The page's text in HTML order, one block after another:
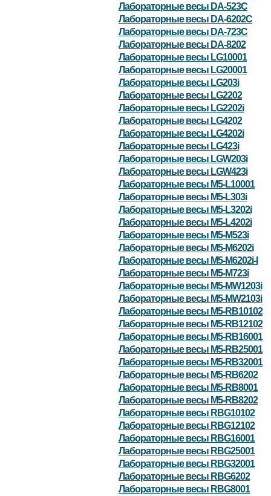
Лабораторные весы DA-523C
Лабораторные весы DA-6202C
Лабораторные весы DA-723C
Лабораторные весы DA-8202
Лабораторные весы LG10001
Лабораторные весы LG20001
Лабораторные весы LG203i
Лабораторные весы LG2202
Лабораторные весы LG2202i
Лабораторные весы LG4202
Лабораторные весы LG4202i
Лабораторные весы LG423i
Лабораторные весы LGW203i
Лабораторные весы LGW423i
Лабораторные весы M5-L10001
Лабораторные весы M5-L303i
Лабораторные весы M5-L3202i
Лабораторные весы M5-L4202i
Лабораторные весы M5-M523i
Лабораторные весы M5-M6202i
Лабораторные весы M5-M6202i-I
Лабораторные весы M5-M723i
Лабораторные весы M5-MW1203i
Лабораторные весы M5-MW2103i
Лабораторные весы M5-RB10102
Лабораторные весы M5-RB12102
Лабораторные весы M5-RB16001
Лабораторные весы M5-RB25001
Лабораторные весы M5-RB32001
Лабораторные весы M5-RB6202
Лабораторные весы M5-RB8001
Лабораторные весы M5-RB8202
Лабораторные весы RBG10102
Лабораторные весы RBG12102
Лабораторные весы RBG16001
Лабораторные весы RBG25001
Лабораторные весы RBG32001
Лабораторные весы RBG6202
Лабораторные весы RBG8001